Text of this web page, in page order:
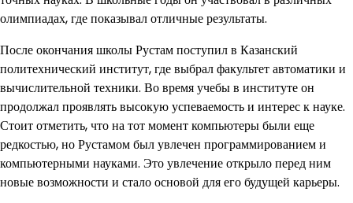
олимпиадах, где показывал отличные результаты.
После окончания школы Рустам поступил в Казанский
политехнический институт, где выбрал факультет автоматики и
вычислительной техники. Во время учебы в институте он
продолжал проявлять высокую успеваемость и интерес к науке.
Стоит отметить, что на тот момент компьютеры были еще
редкостью, но Рустамом был увлечен программированием и
компьютерными науками. Это увлечение открыло перед ним
новые возможности и стало основой для его будущей карьеры.